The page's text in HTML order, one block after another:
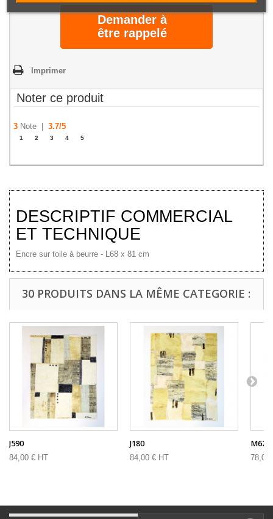
Demander à
être rappelé
Imprimer
Noter ce produit
3 Note | 3.7/5
1 2 3 4 5
DESCRIPTIF COMMERCIAL
ET TECHNIQUE
Encre sur toile à beurre - L68 x 81 cm
30 PRODUITS DANS LA MÊME CATEGORIE :
J590
84,00 € HT
J180
84,00 € HT
M62
78,00